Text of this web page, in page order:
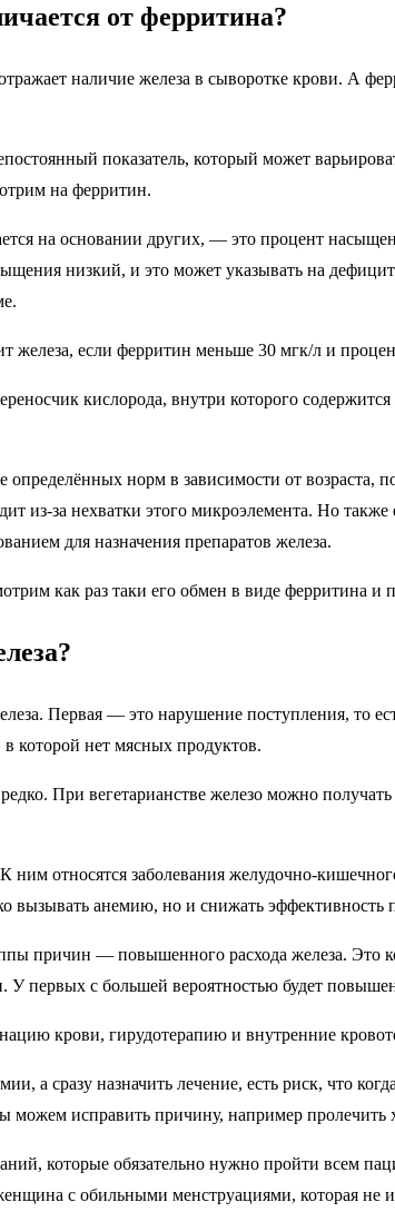
от ферритина?
наличие железа в сыворотке крови. А
показатель, который может
на ферритин.
на основании других, — это процент
низкий, и это может указывать на
железа, если ферритин меньше 30 мгк/л и
кислорода, внутри которого
норм в зависимости от
из-за нехватки этого микроэлемента. Но
для назначения препаратов железа.
как раз таки его обмен в виде ферритина и
Первая — это нарушение поступления, то
которой нет мясных продуктов.
При вегетарианстве железо можно
относятся заболевания желудочно-
вызывать анемию, но и снижать эффективность
причин — повышенного расхода железа. Это
первых с большей вероятностью будет
крови, гирудотерапию и внутренние
а сразу назначить лечение, есть риск, что
можем исправить причину, например пролечить
которые обязательно нужно пройти всем
с обильными менструациями, которая